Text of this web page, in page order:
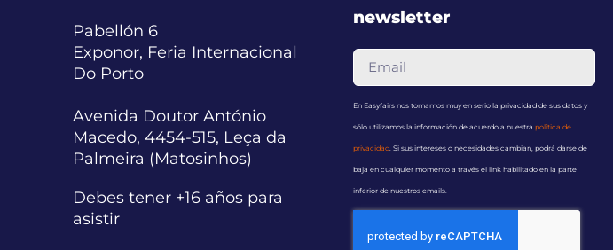
Pabellón 6
Exponor, Feria Internacional
Do Porto
Avenida Doutor António
Macedo, 4454-515, Leça da
Palmeira (Matosinhos)
Debes tener +16 años para
asistir
newsletter
En Easyfairs nos tomamos muy en serio la privacidad de sus datos y
sólo utilizamos la información de acuerdo a nuestra política de
privacidad. Si sus intereses o necesidades cambian, podrá darse de
baja en cualquier momento a través el link habilitado en la parte
inferior de nuestros emails.